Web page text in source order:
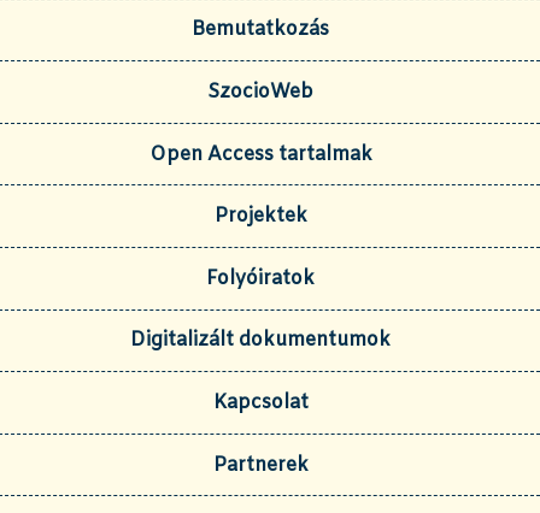
Bemutatkozás
SzocioWeb
Open Access tartalmak
Projektek
Folyóiratok
Digitalizált dokumentumok
Kapcsolat
Partnerek